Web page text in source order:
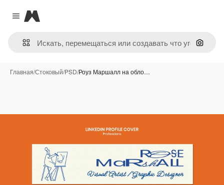
Close menu
Magnific
Поиск
Главная/Стоковый/PSD/Роуз Маршалл на обло…